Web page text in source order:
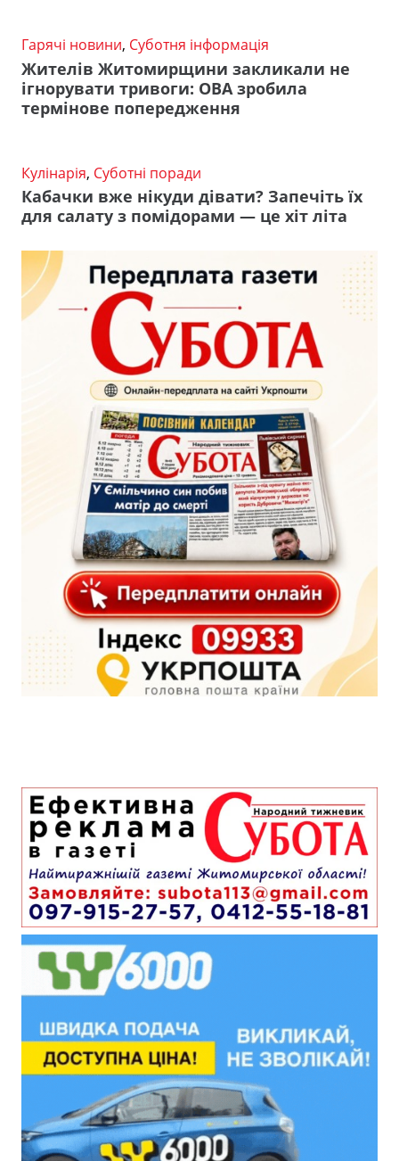
Гарячі новини, Суботня інформація
Жителів Житомирщини закликали не
ігнорувати тривоги: ОВА зробила
термінове попередження
Кулінарія, Суботні поради
Кабачки вже нікуди дівати? Запечіть їх
для салату з помідорами — це хіт літа